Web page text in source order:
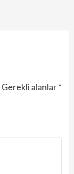
Gerekli alanlar*